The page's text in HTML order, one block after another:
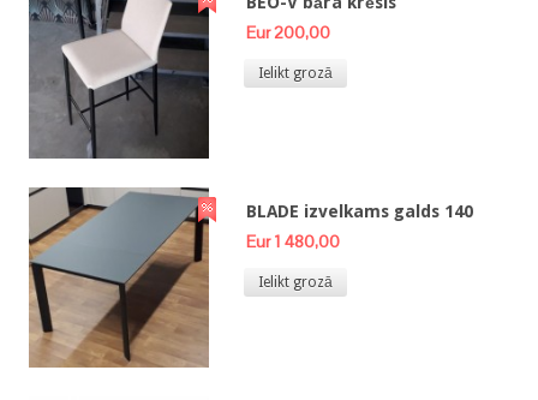
Eur 200,00
Ielikt grozā
BLADE izvelkams galds 140
Eur 1 480,00
Ielikt grozā